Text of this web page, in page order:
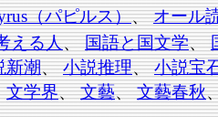
（パピルス）、オール
える人、国語と国文学、
新潮、小説推理、小説宝
文学界、文藝、文藝春秋